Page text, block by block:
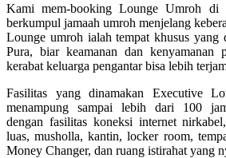
Kami mem-booking Lounge Umroh di
berkumpul jamaah umroh menjelang
Lounge umroh ialah tempat khusus yang
Pura, biar keamanan dan kenyamanan
kerabat keluarga pengantar bisa lebih
Fasilitas yang dinamakan Executive
menampung sampai lebih dari 100
dengan fasilitas koneksi internet
luas, musholla, kantin, locker room,
Money Changer, dan ruang istirahat yang